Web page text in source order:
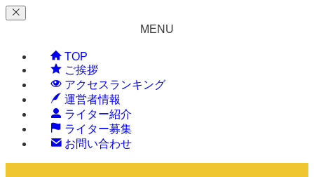
MENU
TOP
ご挨拶
アクセスランキング
運営者情報
ライター紹介
ライター募集
お問い合わせ